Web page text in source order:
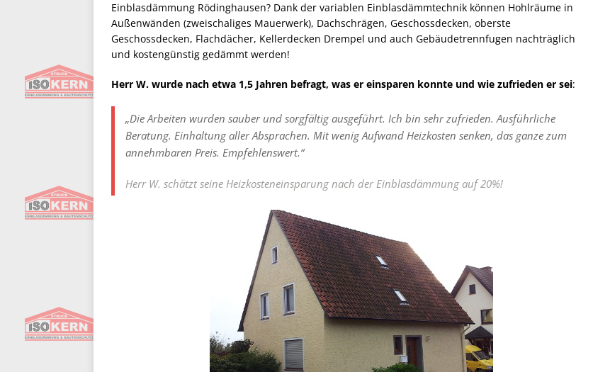
Einblasdämmung Rödinghausen? Dank der variablen Einblasdämmtechnik können Hohlräume in
Außenwänden (zweischaliges Mauerwerk), Dachschrägen, Geschossdecken, oberste
Geschossdecken, Flachdächer, Kellerdecken Drempel und auch Gebäudetrennfugen nachträglich
und kostengünstig gedämmt werden!
Herr W. wurde nach etwa 1,5 Jahren befragt, was er einsparen konnte und wie zufrieden er sei:
„Die Arbeiten wurden sauber und sorgfältig ausgeführt. Ich bin sehr zufrieden. Ausführliche
Beratung. Einhaltung aller Absprachen. Mit wenig Aufwand Heizkosten senken, das ganze zum
annehmbaren Preis. Empfehlenswert.“
Herr W. schätzt seine Heizkosteneinsparung nach der Einblasdämmung auf 20%!